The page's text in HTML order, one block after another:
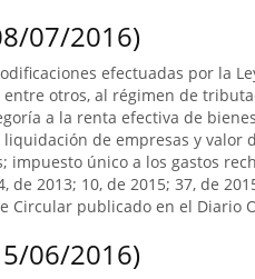
07/2016)
efectuadas por la
entre otros, al régimen de
a la renta efectiva de
de empresas y
impuesto único a los gastos
de 2013; 10, de 2015; 37, de
Circular publicado en el Diario
06/2016)